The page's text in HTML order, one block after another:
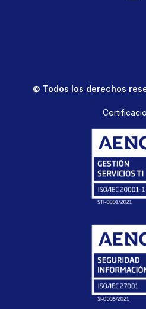
© Todos los derechos